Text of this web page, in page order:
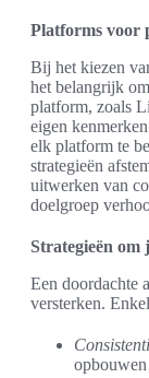
Platforms voor
Bij het kiezen
het belangrijk
platform, zoals
eigen
elk platform te
strategieën
uitwerken van
doelgroep
Strategieën om
Een doordachte
versterken.